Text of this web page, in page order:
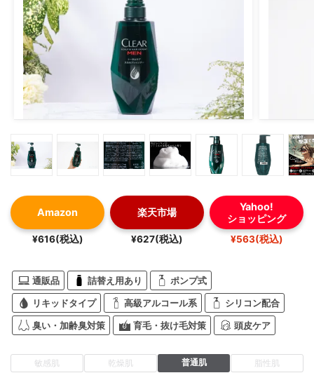
Amazon
¥616(税込)
楽天市場
¥627(税込)
Yahoo!
ショッピング
¥563(税込)
通販品 詰替え用あり ポンプ式
リキッドタイプ 高級アルコール系 シリコン配合
臭い・加齢臭対策 育毛・抜け毛対策 頭皮ケア
敏感肌 乾燥肌 普通肌 脂性肌